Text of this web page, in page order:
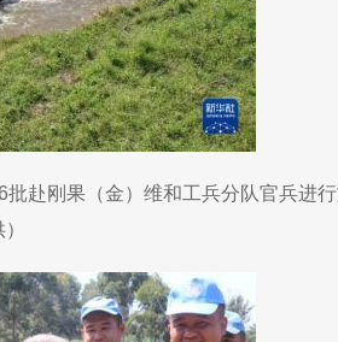
赴刚果（金）维和工兵分队官兵进